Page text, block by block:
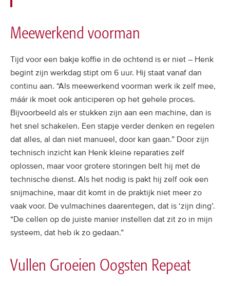
Meewerkend voorman
Tijd voor een bakje koffie in de ochtend is er niet – Henk
begint zijn werkdag stipt om 6 uur. Hij staat vanaf dan
continu aan. “Als meewerkend voorman werk ik zelf mee,
máár ik moet ook anticiperen op het gehele proces.
Bijvoorbeeld als er stukken zijn aan een machine, dan is
het snel schakelen. Een stapje verder denken en regelen
dat alles, al dan niet manueel, door kan gaan.” Door zijn
technisch inzicht kan Henk kleine reparaties zelf
oplossen, maar voor grotere storingen belt hij met de
technische dienst. Als het nodig is pakt hij zelf ook een
snijmachine, maar dit komt in de praktijk niet meer zo
vaak voor. De vulmachines daarentegen, dat is ‘zijn ding’.
“De cellen op de juiste manier instellen dat zit zo in mijn
systeem, dat heb ik zo gedaan.”
Vullen Groeien Oogsten Repeat